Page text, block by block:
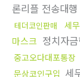
론리플 전송대행
테더코인판매 세
마스크 정치자
중고오다대포통장
문상코인구입 세